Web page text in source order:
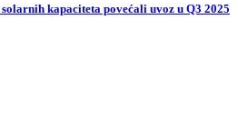
kapaciteta povećali uvoz u Q3 2025